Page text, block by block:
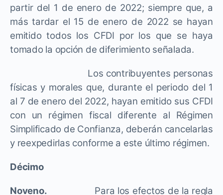
partir del 1 de enero de 2022; siempre que, a
más tardar el 15 de enero de 2022 se hayan
emitido todos los CFDI por los que se haya
tomado la opción de diferimiento señalada.
Los contribuyentes personas
físicas y morales que, durante el periodo del 1
al 7 de enero del 2022, hayan emitido sus CFDI
con un régimen fiscal diferente al Régimen
Simplificado de Confianza, deberán cancelarlas
y reexpedirlas conforme a este último régimen.
Décimo
Noveno. Para los efectos de la regla